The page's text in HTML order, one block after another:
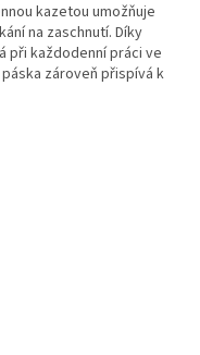
kazetou umožňuje
na zaschnutí. Díky
při každodenní práci ve
zároveň přispívá k